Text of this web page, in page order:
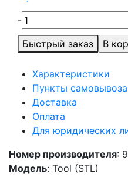
-
Быстрый заказ
Характеристики
Пункты самовывоза
Доставка
Оплата
Для юридических
Номер производителя:
Модель: Tool (STL)